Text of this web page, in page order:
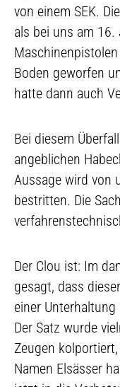
von einem SEK.
als bei uns am
Boden geworfen
hatte dann auch
Bei diesem
angeblichen
Aussage wird von
bestritten. Die
Der Clou ist: Im
gesagt, dass
einer
Der Satz wurde
Zeugen
Namen Elsässer